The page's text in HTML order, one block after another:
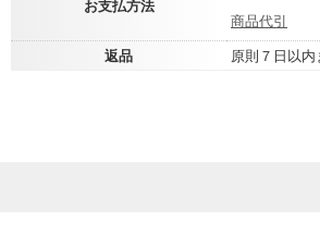
お支払方法
商品代引
返品
原則７日以